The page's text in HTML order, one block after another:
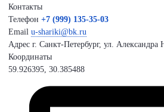
Контакты
Телефон +7 (999) 135-35-03
Email u-shariki@bk.ru
Адрес г. Санкт-Петербург, ул. Александра
Координаты
59.926395, 30.385488